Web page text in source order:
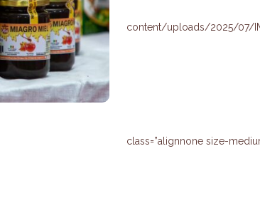
content/uploads/2025/07/
class=”alignnone size-